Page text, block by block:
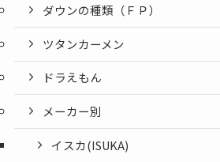
ダウンの種類（ＦＰ）
ツタンカーメン
ドラえもん
メーカー別
イスカ(ISUKA)